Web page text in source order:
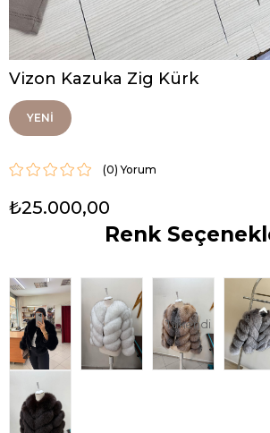
Vizon Kazuka Zig Kürk
YENI
(0)
₺25.000,00
Renk
Tükendi